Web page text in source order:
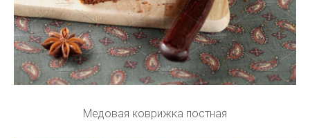
Медовая коврижка постная